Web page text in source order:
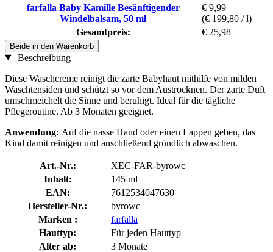
farfalla Baby Kamille Besänftigender
Windelbalsam, 50 ml
€ 9,99
(€ 199,80 / l)
Gesamtpreis:
€ 25,98
Beide in den Warenkorb
Beschreibung
Diese Waschcreme reinigt die zarte Babyhaut mithilfe von milden
Waschtensiden und schützt so vor dem Austrocknen. Der zarte Duft
umschmeichelt die Sinne und beruhigt. Ideal für die tägliche
Pflegeroutine. Ab 3 Monaten geeignet.
Anwendung: Auf die nasse Hand oder einen Lappen geben, das
Kind damit reinigen und anschließend gründlich abwaschen.
Art.-Nr.:
XEC-FAR-byrowc
Inhalt:
145 ml
EAN:
7612534047630
Hersteller-Nr.:
byrowc
Marken :
farfalla
Hauttyp:
Für jeden Hauttyp
Alter ab:
3 Monate